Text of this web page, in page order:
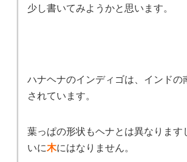
少し書いてみようかと思います。
ハナヘナのインディゴは、インドの
されています。
葉っぱの形状もヘナとは異なります
いに木にはなりません。